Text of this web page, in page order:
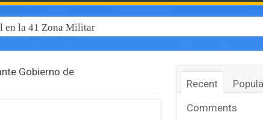
en la 41 Zona Militar
Gobierno de
Recent
Comments